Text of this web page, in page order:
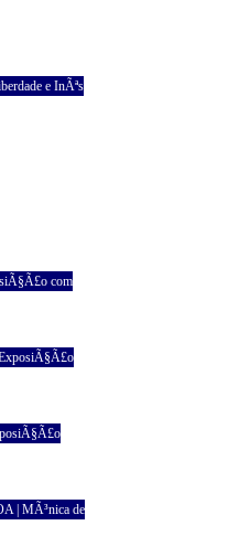
e InÃªs
com
| MÃ³nica de